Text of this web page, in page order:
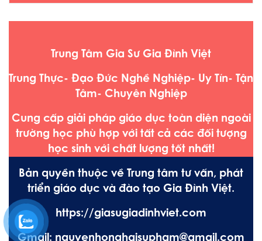
Trung Tâm Gia Sư Gia Đình Việt
Trung Thực- Đạo Đức Nghề Nghiệp- Uy Tín- Tận
Tâm- Chuyên Nghiệp
Cung cấp giải pháp giáo dục toàn diện ngoài
trường học phù hợp với tất cả các đối tượng
học sinh với chất lượng tốt nhất!
Bản quyền thuộc về Trung tâm tư vấn, phát
triển giáo dục và đào tạo Gia Đình Việt.
https://giasugiadinhviet.com
Gmail: nguyenhonghaisupham@gmail.com